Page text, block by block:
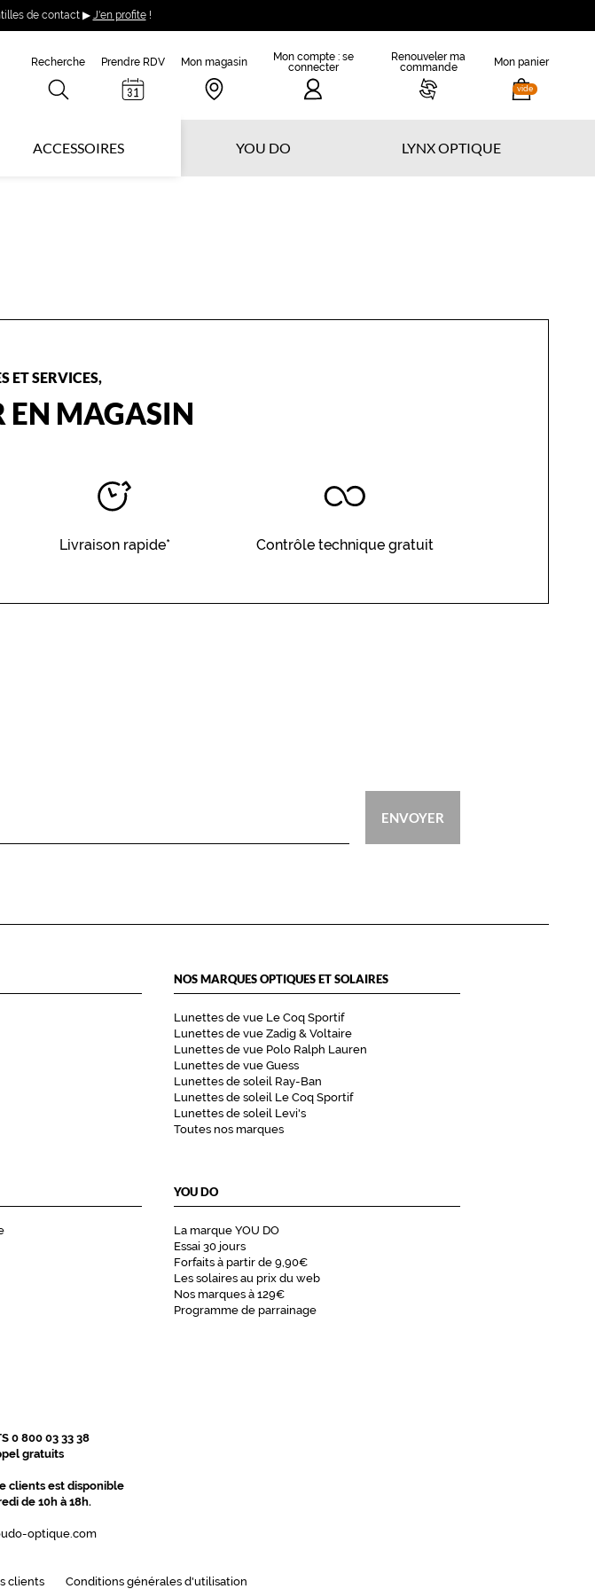
de contact ▶ J'en profite!
Recherche Prendre RDV Mon magasin
Mon compte : se
connecter
Renouveler ma
commande
vide
Mon panier
ACCESSOIRES YOU DO LYNX OPTIQUE
ET SERVICES,
EN MAGASIN
Livraison rapide* Contrôle technique gratuit
ENVOYER
NOS MARQUES OPTIQUES ET SOLAIRES
Lunettes de vue Le Coq Sportif
Lunettes de vue Zadig & Voltaire
Lunettes de vue Polo Ralph Lauren
Lunettes de vue Guess
Lunettes de soleil Ray-Ban
Lunettes de soleil Le Coq Sportif
Lunettes de soleil Levi's
Toutes nos marques
YOU DO
La marque YOU DO
Essai 30 jours
Forfaits à partir de 9,90€
Les solaires au prix du web
Nos marques à 129€
Programme de parrainage
0 800 03 33 38
gratuits
clients est disponible
de 10h à 18h.
optique.com
clients Conditions générales d'utilisation